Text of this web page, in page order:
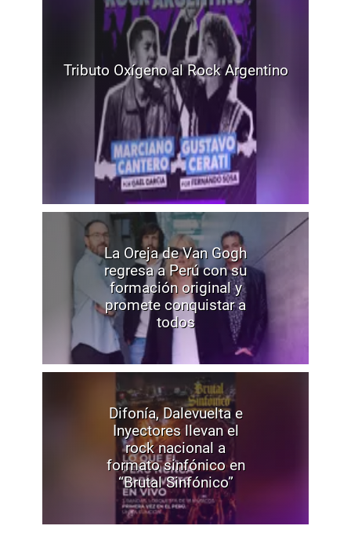
Tributo Oxígeno al Rock Argentino
La Oreja de Van Gogh
regresa a Perú con su
formación original y
promete conquistar a
todos
Difonía, Dalevuelta e
Inyectores llevan el
rock nacional a
formato sinfónico en
“Brutal Sinfónico”